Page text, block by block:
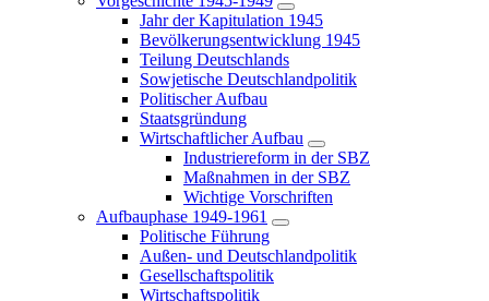
Jahr der Kapitulation 1945
Bevölkerungsentwicklung 1945
Teilung Deutschlands
Sowjetische Deutschlandpolitik
Politischer Aufbau
Staatsgründung
Wirtschaftlicher Aufbau
Industriereform in der SBZ
Maßnahmen in der SBZ
Wichtige Vorschriften
Aufbauphase 1949-1961
Politische Führung
Außen- und Deutschlandpolitik
Gesellschaftspolitik
Wirtschaftspolitik